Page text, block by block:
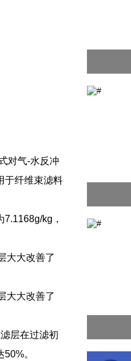
对气-水反冲
于纤维束滤料
kg，
大大改善了
大大改善了
层在过滤初
。